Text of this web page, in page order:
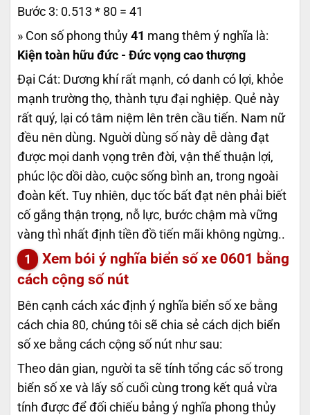
Bước 3: 0.513 * 80 = 41
» Con số phong thủy 41 mang thêm ý nghĩa là:
Kiện toàn hữu đức - Đức vọng cao thượng
Đại Cát: Dương khí rất mạnh, có danh có lợi, khỏe
mạnh trường thọ, thành tựu đại nghiệp. Quẻ này
rất quý, lại có tâm niệm lên trên cầu tiến. Nam nữ
đều nên dùng. Nguời dùng số này dễ dàng đạt
được mọi danh vọng trên đời, vận thế thuận lợi,
phúc lộc dồi dào, cuộc sống bình an, trong ngoài
đoàn kết. Tuy nhiên, dục tốc bất đạt nên phải biết
cố gắng thận trọng, nỗ lực, bước chậm mà vững
vàng thì nhất định tiền đồ tiến mãi không ngừng..
Xem bói ý nghĩa biển số xe 0601 bằng
cách cộng số nút
Bên cạnh cách xác định ý nghĩa biển số xe bằng
cách chia 80, chúng tôi sẽ chia sẻ cách dịch biển
số xe bằng cách cộng số nút như sau:
Theo dân gian, người ta sẽ tính tổng các số trong
biển số xe và lấy số cuối cùng trong kết quả vừa
tính được để đối chiếu bảng ý nghĩa phong thủy